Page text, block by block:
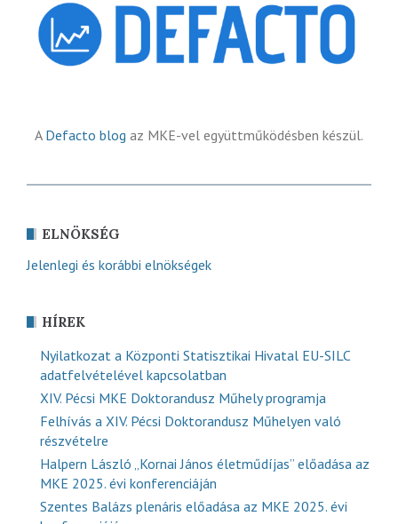
A Defacto blog az MKE-vel együttműködésben készül.
ELNÖKSÉG
Jelenlegi és korábbi elnökségek
HÍREK
Nyilatkozat a Központi Statisztikai Hivatal EU-SILC
adatfelvételével kapcsolatban
XIV. Pécsi MKE Doktorandusz Műhely programja
Felhívás a XIV. Pécsi Doktorandusz Műhelyen való
részvételre
Halpern László „Kornai János életműdíjas” előadása az
MKE 2025. évi konferenciáján
Szentes Balázs plenáris előadása az MKE 2025. évi